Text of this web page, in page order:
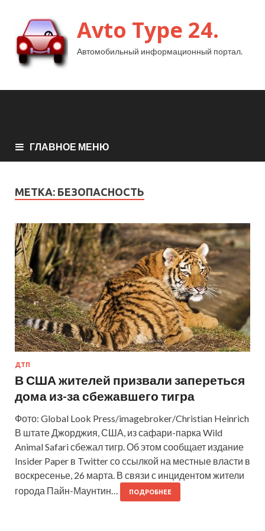
Avto Type 24.
Автомобильный информационный портал.
ГЛАВНОЕ МЕНЮ
МЕТКА: БЕЗОПАСНОСТЬ
ДТП
В США жителей призвали запереться
дома из-за сбежавшего тигра
Фото: Global Look Press/imagebroker/Christian Heinrich
В штате Джорджия, США, из сафари-парка Wild
Animal Safari сбежал тигр. Об этом сообщает издание
Insider Paper в Twitter со ссылкой на местные власти в
воскресенье, 26 марта. В связи с инцидентом жители
города Пайн-Маунтин…
ПОДРОБНЕЕ